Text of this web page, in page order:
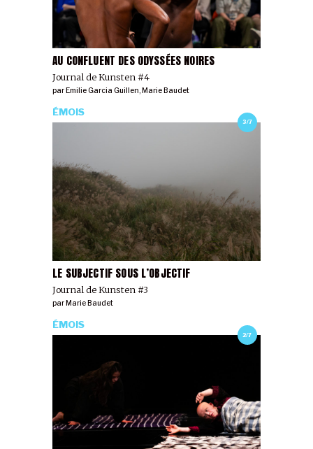
AU CONFLUENT DES ODYSSÉES NOIRES
Journal de Kunsten #4
parEmilie Garcia Guillen,Marie Baudet
3/7
LE SUBJECTIF SOUS L’OBJECTIF
Journal de Kunsten #3
ÉMOIS
par Marie Baudet
2/7
ÉMOIS